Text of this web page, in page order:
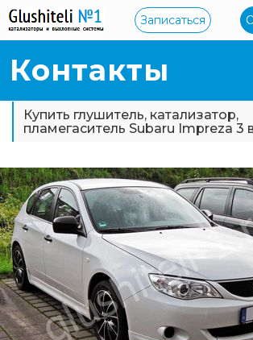
Записаться
Контакты
Купить глушитель, катализатор,
пламегаситель Subaru Impreza 3